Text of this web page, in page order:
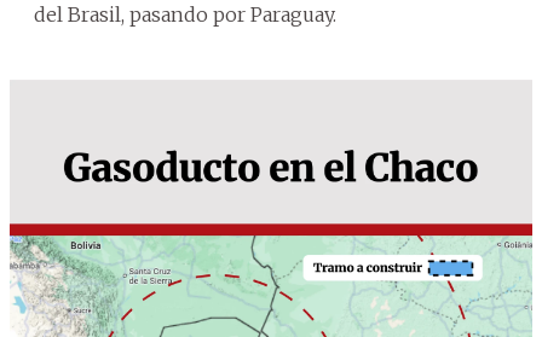
del Brasil, pasando por Paraguay.